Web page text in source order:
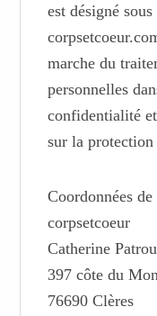
est désigné
marche du
personnelles
confidentialité
sur la protection
Coordonnées
corpsetcoeur
Catherine
397 côte du
76690 Clères